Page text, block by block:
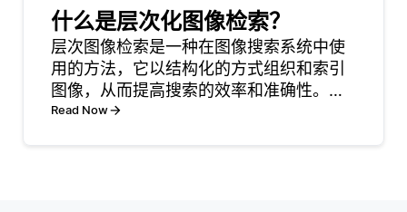
群或鱼群。在金
融领域，这一概
念被用来改善交
易、市场分析和
风险管理等领域
问题出现之前预
防数据问题。这
包括提前创建强
有力的数据管理
政策、流程和标
什么是层次化图像检索？
层次图像检索是一种在图像搜索系统中使
用的方法，它以结构化的方式组织和索引
图像，从而提高搜索的效率和准确性。与
其将图像存储在一个平面的数据库中，这
Read Now